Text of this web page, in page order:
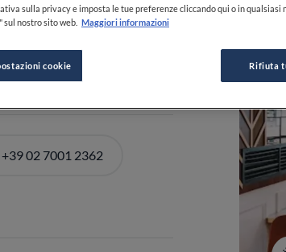
+39 02 7001 2362
sulla privacy e imposta le tue preferenze cliccando qui o in qualsiasi
sul nostro sito web. Maggiori informazioni
cookie Rifiuta